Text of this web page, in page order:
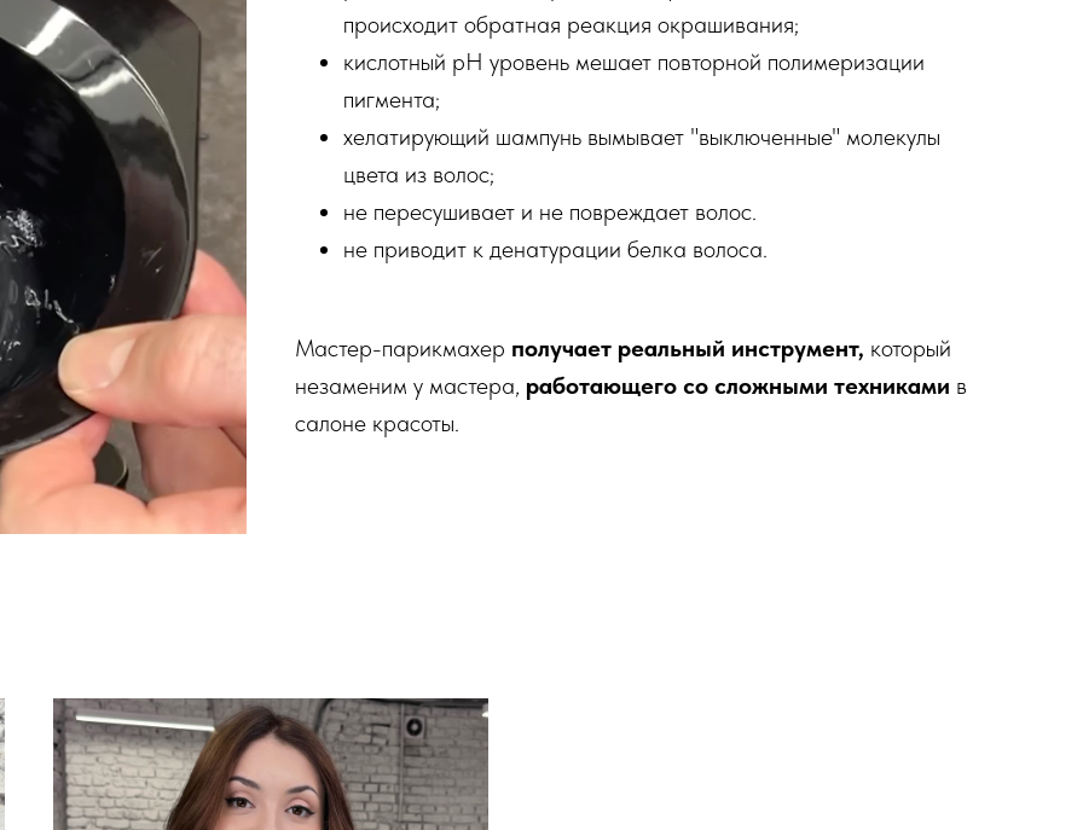
происходит обратная реакция окрашивания;
кислотный рН уровень мешает повторной полимеризации
пигмента;
хелатирующий шампунь вымывает "выключенные" молекулы
цвета из волос;
не пересушивает и не повреждает волос.
не приводит к денатурации белка волоса.
Мастер-парикмахер получает реальный инструмент, который
незаменим у мастера, работающего со сложными техниками в
салоне красоты.